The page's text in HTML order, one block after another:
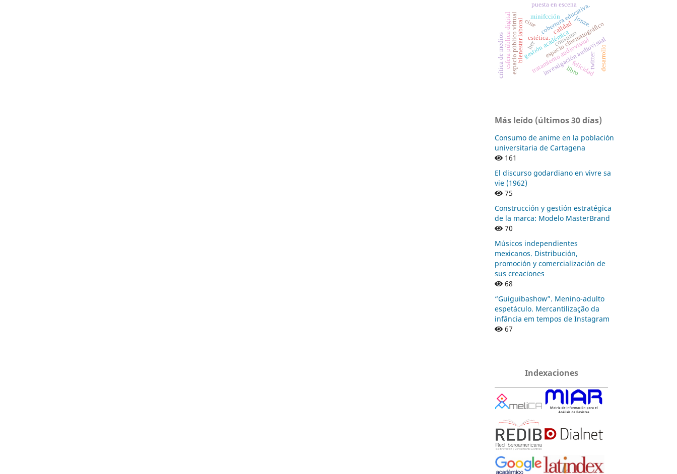
cine
gestión académica
espacio cinematográfico
estética.
tratamiento audiovisual
investigación audiovisual
cobertura educativa.
calidad
puesta en escena
bienestar laboral
minifcción
desarrollo
espacio público virtual felicidad
her
esfera pública digital consumo
crítica de medios
jonze.
twitter
libro
Más leído (últimos 30 días)
Consumo de anime en la población
universitaria de Cartagena
161
El discurso godardiano en vivre sa
vie (1962)
75
Construcción y gestión estratégica
de la marca: Modelo MasterBrand
70
Músicos independientes
mexicanos. Distribución,
promoción y comercialización de
sus creaciones
68
“Guiguibashow”. Menino-adulto
espetáculo. Mercantilização da
infância em tempos de Instagram
67
Indexaciones